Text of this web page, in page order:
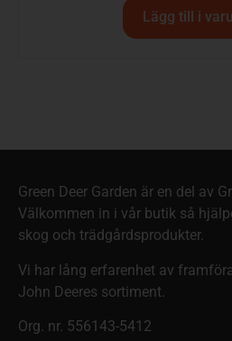
Lägg till i
Green Deer Garden är en del av
Välkommen in i vår butik så
skog och trädgårdsprodukter.
Vi har lång erfarenhet av
John Deeres sortiment.
Org. nr. 556143-5412